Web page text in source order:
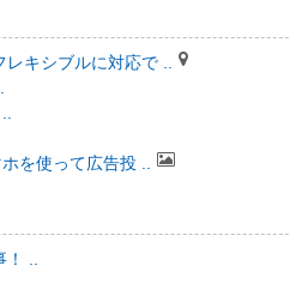
キシブルに対応で ..
を使って広告投 ..
..